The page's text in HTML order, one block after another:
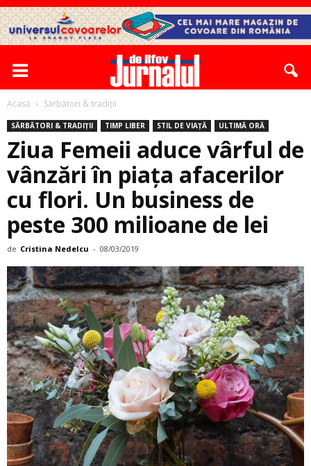
Acasă Sărbători & tradiții
SĂRBĂTORI & TRADIȚII TIMP LIBER STIL DE VIAȚĂ ULTIMĂ ORĂ
Ziua Femeii aduce vârful de
vânzări în piața afacerilor
cu flori. Un business de
peste 300 milioane de lei
de Cristina Nedelcu - 08/03/2019